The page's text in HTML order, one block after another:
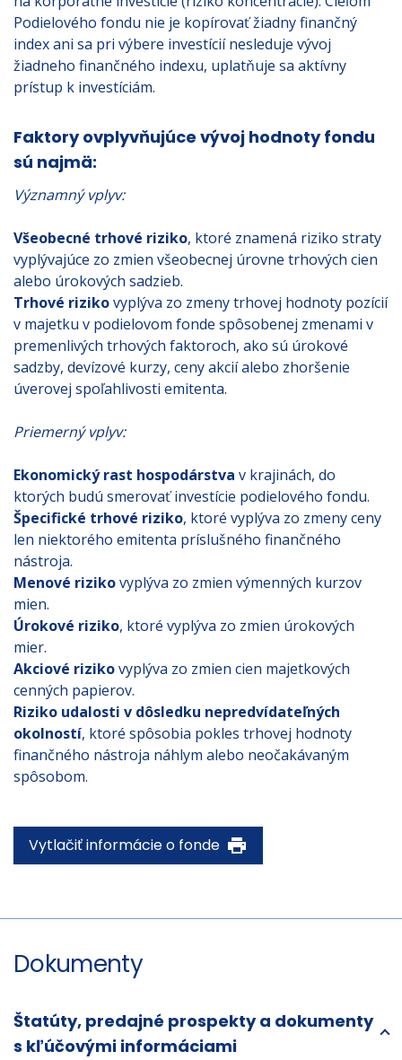
Podielového fondu nie je kopírovať žiadny finančný
index ani sa pri výbere investícií nesleduje vývoj
žiadneho finančného indexu, uplatňuje sa aktívny
prístup k investíciám.
Faktory ovplyvňujúce vývoj hodnoty fondu
sú najmä:
Významný vplyv:
Všeobecné trhové riziko, ktoré znamená riziko straty
vyplývajúce zo zmien všeobecnej úrovne trhových cien
alebo úrokových sadzieb.
Trhové rizikovyplýva zo zmeny trhovej hodnoty pozícií
v majetku v podielovom fonde spôsobenej zmenami v
premenlivých trhových faktoroch, ako sú úrokové
sadzby, devízové kurzy, ceny akcií alebo zhoršenie
úverovej spoľahlivosti emitenta.
Priemerný vplyv:
Ekonomický rast hospodárstva v krajinách, do
ktorých budú smerovať investície podielového fondu.
Špecifické trhové riziko, ktoré vyplýva zo zmeny ceny
len niektorého emitenta príslušného finančného
nástroja.
Menové rizikovyplýva zo zmien výmenných kurzov
mien.
Úrokové riziko, ktoré vyplýva zo zmien úrokových
mier.
Akciové rizikovyplýva zo zmien cien majetkových
cenných papierov.
Riziko udalosti v dôsledku nepredvídateľných
okolností, ktoré spôsobia pokles trhovej hodnoty
finančného nástroja náhlym alebo neočakávaným
spôsobom.
Vytlačiť informácie o fonde
Dokumenty
Štatúty, predajné prospekty a dokumenty
s kľúčovými informáciami